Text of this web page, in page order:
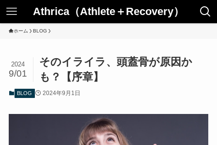
Athrica（Athlete＋Recovery）
ホーム BLOG
そのイライラ、頭蓋骨が原因か
も？【序章】
2024
9/01
BLOG 2024年9月1日